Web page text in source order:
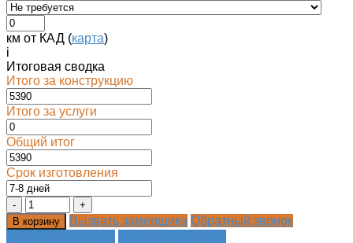
км от КАД (карта)
i
Итоговая сводка
Итого за конструкцию
Итого за услуги
Общий итог
Срок изготовления
В корзину Вызвать замерщика Обратный звонок